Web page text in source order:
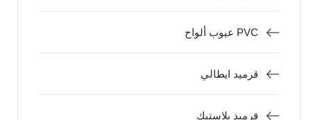
عيوب ألواح PVC
قرميد ايطالي
قرميد بلاستيك